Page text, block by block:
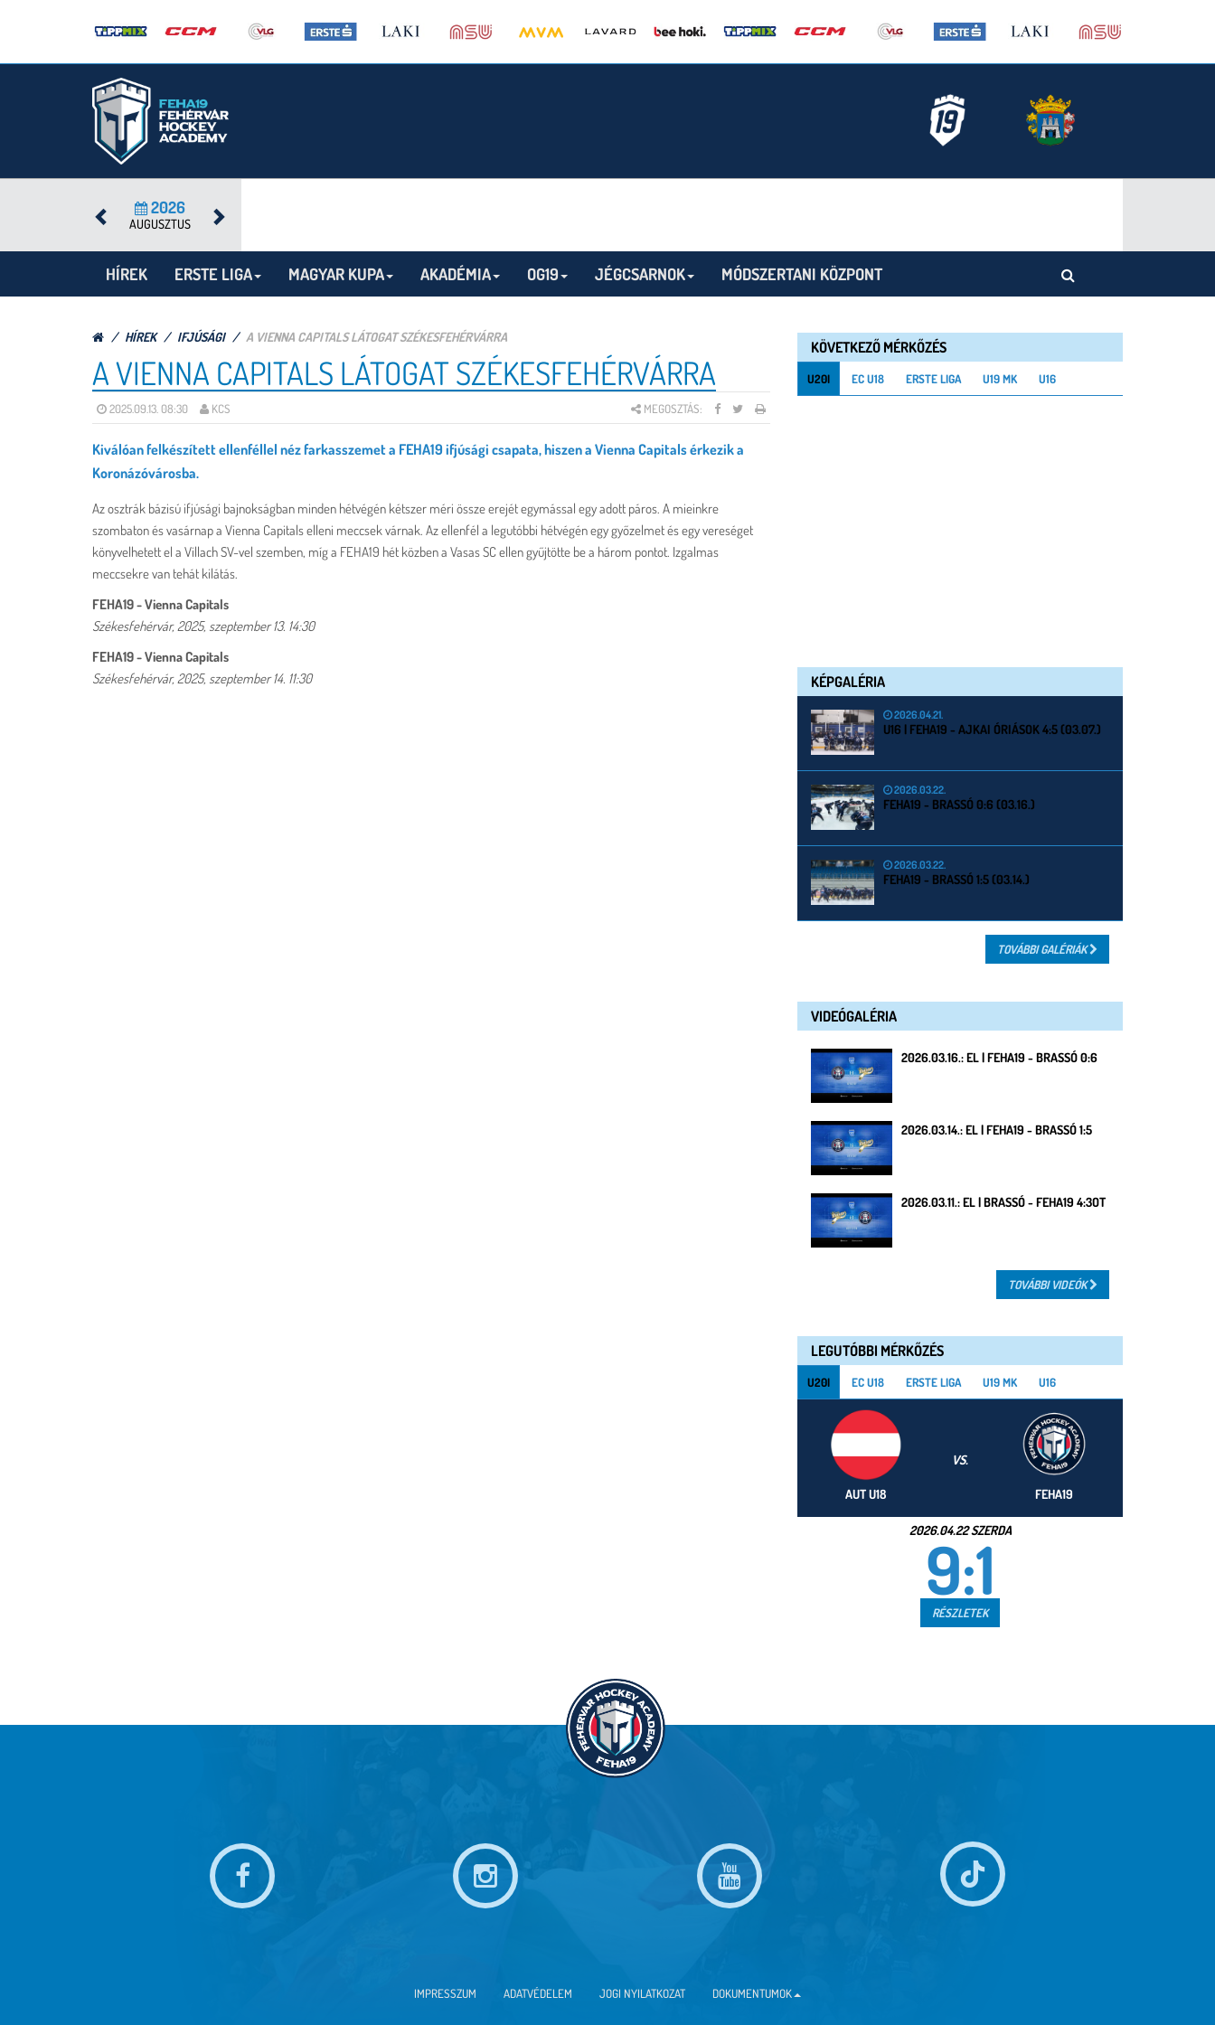
2026
AUGUSZTUS
HÍREK ERSTE LIGA MAGYAR KUPA AKADÉMIA OG19 JÉGCSARNOK MÓDSZERTANI KÖZPONT
HÍREK IFJÚSÁGI A VIENNA CAPITALS LÁTOGAT SZÉKESFEHÉRVÁRRA
A VIENNA CAPITALS LÁTOGAT SZÉKESFEHÉRVÁRRA
2025.09.13. 08:30 KCS MEGOSZTÁS:
Kiválóan felkészített ellenféllel néz farkasszemet a FEHA19 ifjúsági csapata, hiszen a Vienna Capitals érkezik a
Koronázóvárosba.
Az osztrák bázisú ifjúsági bajnokságban minden hétvégén kétszer méri össze erejét egymással egy adott páros. A mieinkre
szombaton és vasárnap a Vienna Capitals elleni meccsek várnak. Az ellenfél a legutóbbi hétvégén egy győzelmet és egy vereséget
könyvelhetett el a Villach SV-vel szemben, míg a FEHA19 hét közben a Vasas SC ellen gyűjtötte be a három pontot. Izgalmas
meccsekre van tehát kilátás.
FEHA19 - Vienna Capitals
Székesfehérvár, 2025, szeptember 13. 14:30
FEHA19 - Vienna Capitals
Székesfehérvár, 2025, szeptember 14. 11:30
KÖVETKEZŐ MÉRKŐZÉS
U20I EC U18 ERSTE LIGA U19 MK U16
KÉPGALÉRIA
2026.04.21.
U16 | FEHA19 - AJKAI ÓRIÁSOK 4:5 (03.07.)
2026.03.22.
FEHA19 - BRASSÓ 0:6 (03.16.)
2026.03.22.
FEHA19 - BRASSÓ 1:5 (03.14.)
TOVÁBBI GALÉRIÁK
VIDEÓGALÉRIA
2026.03.16.: EL | FEHA19 - BRASSÓ 0:6
2026.03.14.: EL | FEHA19 - BRASSÓ 1:5
2026.03.11.: EL | BRASSÓ - FEHA19 4:3OT
TOVÁBBI VIDEÓK
LEGUTÓBBI MÉRKŐZÉS
U20I EC U18 ERSTE LIGA U19 MK U16
AUT U18
VS.
FEHA19
2026.04.22 SZERDA
9:1
RÉSZLETEK
IMPRESSZUM ADATVÉDELEM JOGI NYILATKOZAT DOKUMENTUMOK